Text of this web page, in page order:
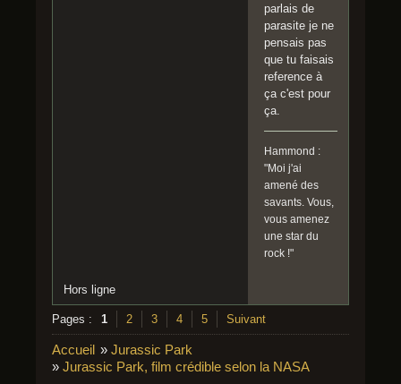
parlais de
parasite je ne
pensais pas
que tu faisais
reference à
ça c'est pour
ça.
Hammond :
"Moi j'ai
amené des
savants. Vous,
vous amenez
une star du
rock !"
Hors ligne
Pages : 1 2 3 4 5 Suivant
Accueil » Jurassic Park
» Jurassic Park, film crédible selon la NASA